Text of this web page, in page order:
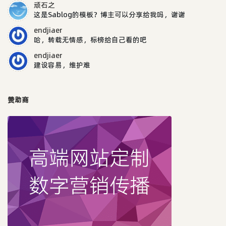
顽石之
这是Sablog的模板？博主可以分享给我吗，谢谢
endjiaer
哈，转载无情感，标榜给自己看的吧
endjiaer
建设容易，维护难
赞助商